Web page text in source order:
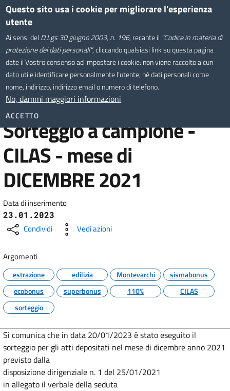
Questo sito usa i cookie per migliorare l'esperienza
utente
Ai sensi del D.Lgs 30 giugno 2003, n. 196, recante il "Codice in materia di
protezione dei dati personali", cliccando qualsiasi link su questa pagina
date il Vostro consenso ad impostare i cookie: non viene raccolto alcun
dato utile identificare personalmente l’utente, né dati personali come
nome, indirizzo, indirizzo email o numero di telefono.
No, dammi maggiori informazioni
ACCETTO
Salta
principale
Comune di Montevarchi
Sistema Informativo
Territoriale
Home /
Sorteggio a campione - CILAS - mese di DICEMBRE 2021
Sorteggio a campione -
CILAS - mese di
DICEMBRE 2021
Data di inserimento
23.01.2023
Condividi Vedi azioni
Argomenti
estrazione edilizia Montevarchi
sismabonus
ecobonus
superbonus 110%
CILAS
sorteggio
Si comunica che in data 20/01/2023 è stato eseguito il
sorteggio per gli atti depositati nel mese di dicembre anno 2021
previsto dalla
disposizione dirigenziale n. 1 del 25/01/2021
in allegato il verbale della seduta